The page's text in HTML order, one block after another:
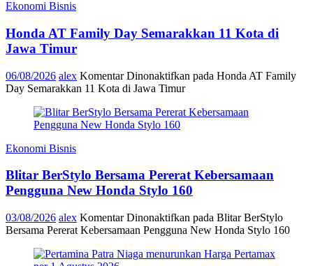
Ekonomi Bisnis
Honda AT Family Day Semarakkan 11 Kota di
Jawa Timur
06/08/2026 alex Komentar Dinonaktifkan pada Honda AT Family
Day Semarakkan 11 Kota di Jawa Timur
Ekonomi Bisnis
Blitar BerStylo Bersama Pererat Kebersamaan
Pengguna New Honda Stylo 160
03/08/2026 alex Komentar Dinonaktifkan pada Blitar BerStylo
Bersama Pererat Kebersamaan Pengguna New Honda Stylo 160